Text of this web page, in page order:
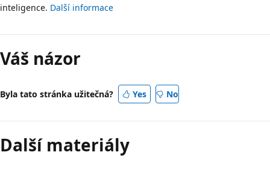
inteligence. Další informace
Váš názor
Byla tato stránka užitečná? Yes No
Další materiály